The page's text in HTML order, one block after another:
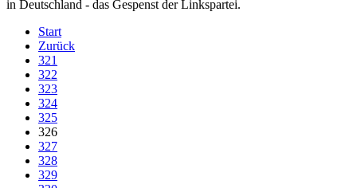
in Deutschland - das Gespenst der Linkspartei.
Start
Zurück
321
322
323
324
325
326
327
328
329